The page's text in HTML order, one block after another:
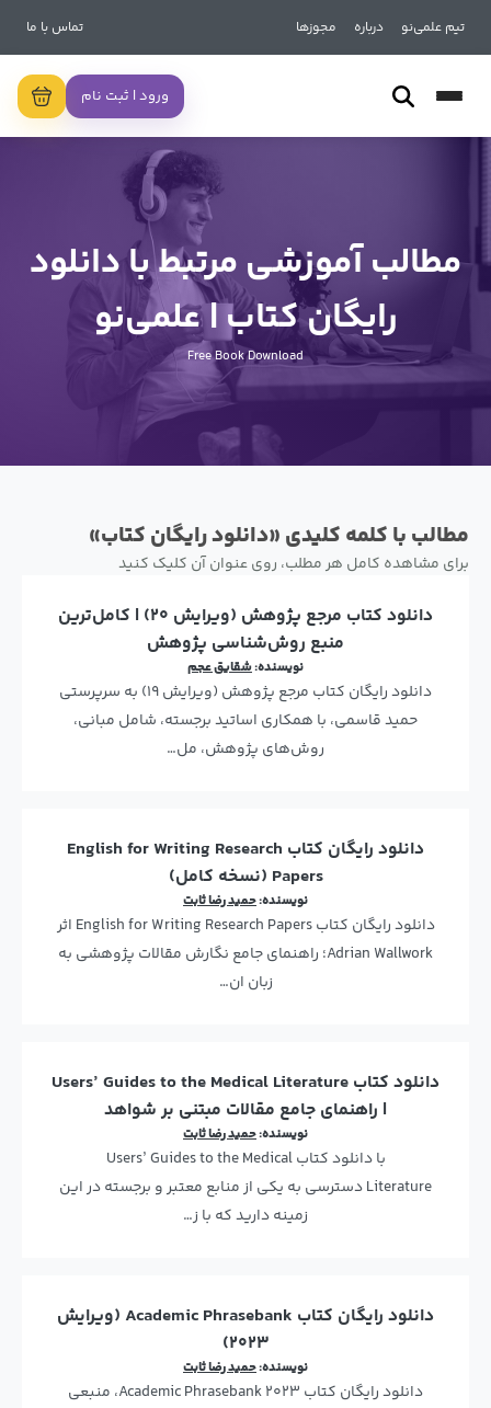
تیم علمی‌نو درباره مجوزها تماس با ما
ورود | ثبت نام
مطالب آموزشی مرتبط با دانلود
رایگان کتاب | علمی‌نو
Free Book Download
مطالب با کلمه کلیدی «دانلود رایگان کتاب»
برای مشاهده کامل هر مطلب، روی عنوان آن کلیک کنید
دانلود کتاب مرجع پژوهش (ویرایش ۲۰) | کامل‌ترین
منبع روش‌شناسی پژوهش
نویسنده:شقایق عجم
دانلود رایگان کتاب مرجع پژوهش (ویرایش ۱۹) به سرپرستی
حمید قاسمی، با همکاری اساتید برجسته، شامل مبانی،
روش‌های پژوهش، مل…
دانلود رایگان کتاب English for Writing Research
Papers (نسخه کامل)
نویسنده:حمید رضا ثابت
دانلود رایگان کتاب English for Writing Research Papers اثر
Adrian Wallwork؛ راهنمای جامع نگارش مقالات پژوهشی به
زبان ان…
دانلود کتاب Users’ Guides to the Medical Literature
| راهنمای جامع مقالات مبتنی بر شواهد
نویسنده:حمید رضا ثابت
با دانلود کتاب Users’ Guides to the Medical
Literature دسترسی به یکی از منابع معتبر و برجسته در این
زمینه دارید که با ز…
دانلود رایگان کتاب Academic Phrasebank (ویرایش
۲۰۲۳)
نویسنده:حمید رضا ثابت
دانلود رایگان کتاب Academic Phrasebank 2023، منبعی